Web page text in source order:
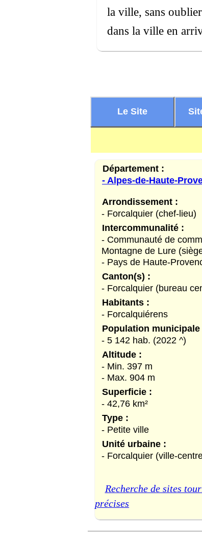
la ville, sans
dans la ville en
Le Site
Département :
- Alpes-de-Haute-
Arrondissement :
- Forcalquier (chef-lieu)
Intercommunalité :
- Communauté de
Montagne de Lure
- Pays de Haute-
Canton(s) :
- Forcalquier (bureau
Habitants :
- Forcalquiérens
Population municipale
- 5 142 hab. (2022 ^)
Altitude :
- Min. 397 m
- Max. 904 m
Superficie :
- 42,76 km²
Type :
- Petite ville
Unité urbaine :
- Forcalquier (ville-
Recherche de sites
précises